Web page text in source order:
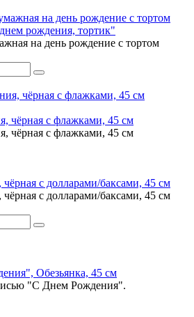
рождения, тортик"
на день рождение с тортом
чёрная с флажками, 45 см
чёрная с флажками, 45 см
с долларами/баксами, 45 см
с долларами/баксами, 45 см
Обезьянка, 45 см
"С Днем Рождения".